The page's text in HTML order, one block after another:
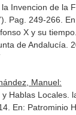
Invencion de la
Pag. 249-266.
X y su tiempo
de Andalucía.
Manuel:
Hablas Locales.
En: Patrominio